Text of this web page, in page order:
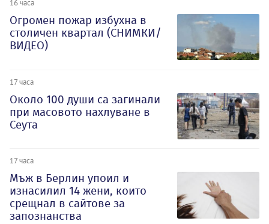
16 часа
Огромен пожар избухна в
столичен квартал (СНИМКИ/
ВИДЕО)
17 часа
Около 100 души са загинали
при масовото нахлуване в
Сеута
17 часа
Мъж в Берлин упоил и
изнасилил 14 жени, които
срещнал в сайтове за
запознанства